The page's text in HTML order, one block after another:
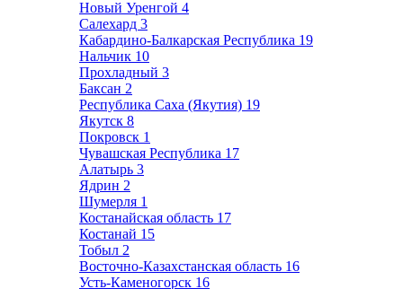
Новый Уренгой 4
Салехард 3
Кабардино-Балкарская Республика 19
Нальчик 10
Прохладный 3
Баксан 2
Республика Саха (Якутия) 19
Якутск 8
Покровск 1
Чувашская Республика 17
Алатырь 3
Ядрин 2
Шумерля 1
Костанайская область 17
Костанай 15
Тобыл 2
Восточно-Казахстанская область 16
Усть-Каменогорск 16